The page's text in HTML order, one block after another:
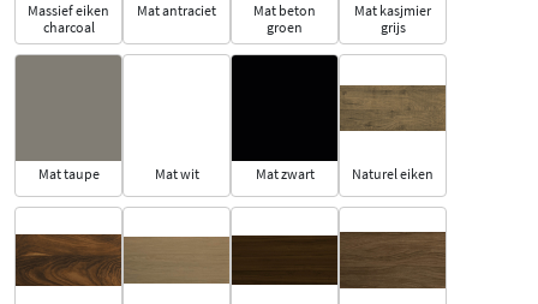
Massief eiken
charcoal
Mat antraciet
Mat beton
groen
Mat kasjmier
grijs
Mat taupe Mat wit Mat zwart Naturel eiken